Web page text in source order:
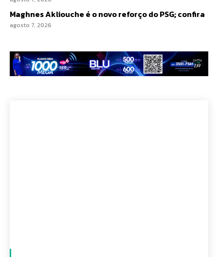
Maghnes Akliouche é o novo reforço do PSG; confira
agosto 7, 2026